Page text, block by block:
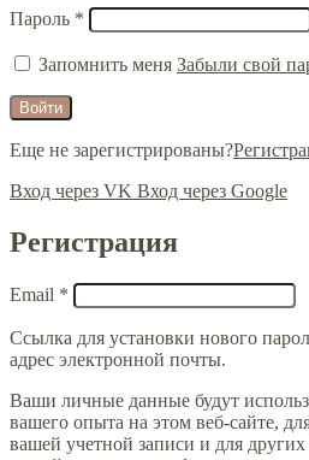
Пароль *
Запомнить меня Забыли свой
Войти
Еще не зарегистрированы?
Вход через VK Вход через Google
Регистрация
Email *
Ссылка для установки нового
адрес электронной почты.
Ваши личные данные будут
вашего опыта на этом веб-сайте,
вашей учетной записи и для